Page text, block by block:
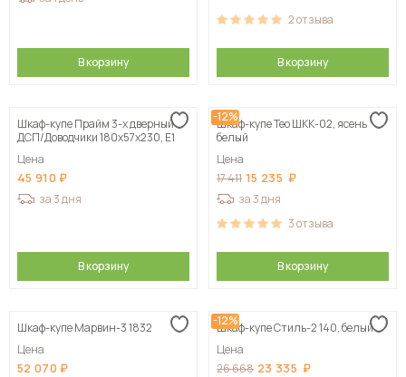
В корзину
2отзыва
В корзину
Шкаф-купе Прайм 3-х дверный
ДСП/Доводчики 180х57х230, Е1
Цена
45 910
за 3 дня
В корзину
-12%
Шкаф-купе Тео ШКК-02, ясень
белый
Цена
17 411 15 235
за 3 дня
3отзыва
В корзину
Шкаф-купе Марвин-3 1832
Цена
52 070
-12%
Шкаф-купе Стиль-2 140, белый
Цена
26 668 23 335